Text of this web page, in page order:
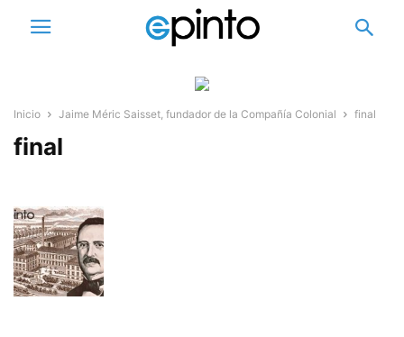
Inicio Jaime Méric Saisset, fundador de la Compañía Colonial final
final